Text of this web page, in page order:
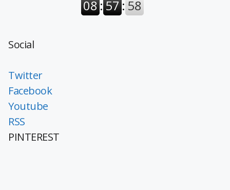
Social
Twitter
Facebook
Youtube
RSS
PINTEREST